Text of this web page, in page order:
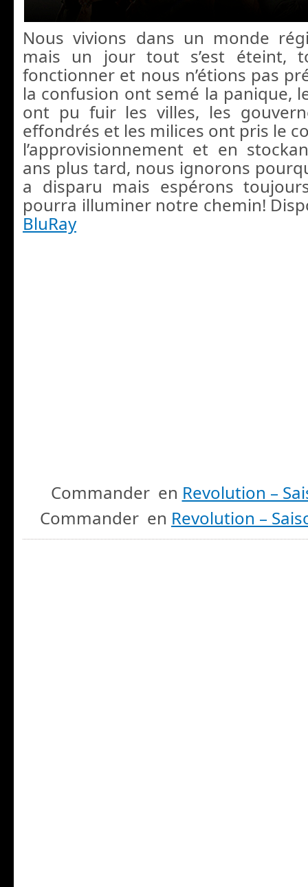
Nous vivions dans un monde
mais un jour tout s’est éteint,
fonctionner et nous n’étions pas
la confusion ont semé la panique,
ont pu fuir les villes, les
effondrés et les milices ont pris le
l’approvisionnement et en
ans plus tard, nous ignorons
a disparu mais espérons
pourra illuminer notre chemin!
BluRay
Commander en Revolution –
Commander en Revolution –